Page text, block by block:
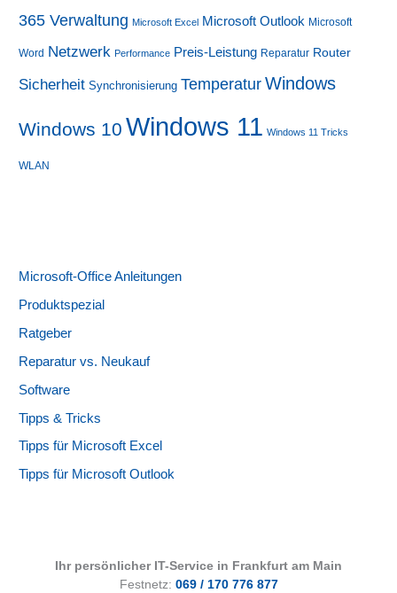
365 Verwaltung Microsoft Excel Microsoft Outlook Microsoft
Word Netzwerk Performance Preis-Leistung Reparatur Router
Sicherheit Synchronisierung Temperatur Windows
Windows 10 Windows 11 Windows 11 Tricks
WLAN
Microsoft-Office Anleitungen
Produktspezial
Ratgeber
Reparatur vs. Neukauf
Software
Tipps & Tricks
Tipps für Microsoft Excel
Tipps für Microsoft Outlook
Ihr persönlicher IT-Service in Frankfurt am Main
Festnetz: 069 / 170 776 877